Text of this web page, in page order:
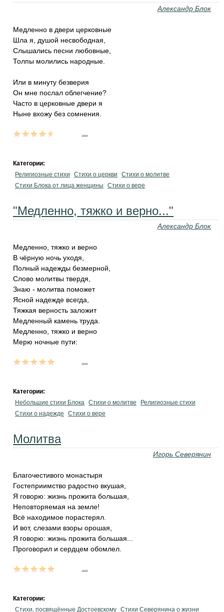
Александр Блок
Медленно в двери церковные
Шла я, душой несвободная,
Слышались песни любовные,
Толпы молились народные.
Или в минуту безверия
Он мне послал облегчение?
Часто в церковные двери я
Ныне вхожу без сомнения.
Категории:
Религиозные стихи
Стихи о церкви
Стихи о молитве
Стихи Блока от лица женщины
Стихи о вере
"Медленно, тяжко и верно..."
Александр Блок
Медленно, тяжко и верно
В чёрную ночь уходя,
Полный надежды безмерной,
Слово молитвы твердя,
Знаю - молитва поможет
Ясной надежде всегда,
Тяжкая верность заложит
Медленный камень труда.
Медленно, тяжко и верно
Мерю ночные пути:
Категории:
Небольшие стихи Блока Стихи о молитве
Религиозные стихи
Стихи о надежде
Стихи о вере
Молитва
Игорь Северянин
Благочестивого монастыря
Гостеприимство радостно вкушая,
Я говорю: жизнь прожита большая,
Неповторяемая на земле!
Всё находимое порастерял.
И вот, слезами взоры орошая,
Я говорю: жизнь прожита большая...
Проговорил и сердцем обомлел.
Категории:
Стихи, посвящённые Достоевскому Стихи Северянина о жизни